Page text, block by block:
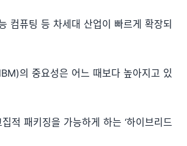
컴퓨팅 등 차세대 산업이 빠르게 확장되
의 중요성은 어느 때보다 높아지고 있
적 패키징을 가능하게 하는 ‘하이브리드